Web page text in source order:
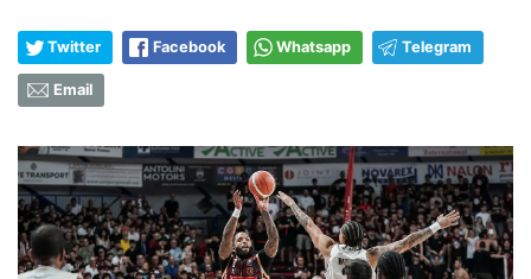
Twitter Facebook Whatsapp Telegram
Email